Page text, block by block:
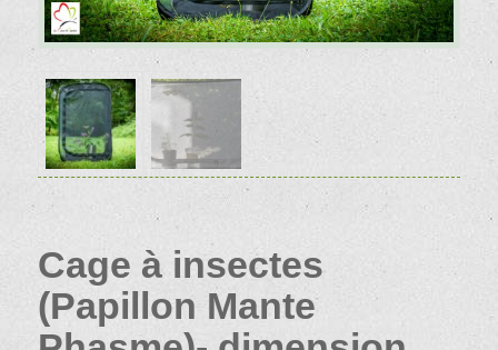
Cage à insectes
(Papillon Mante